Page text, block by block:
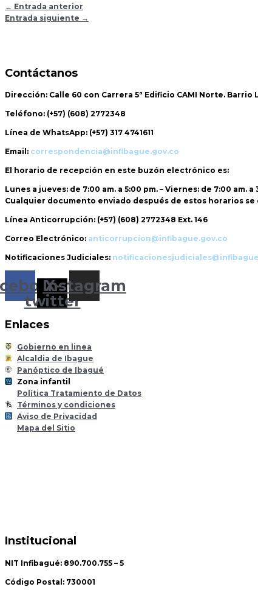
← Entrada anterior
Entrada siguiente →
Contáctanos
Dirección: Calle 60 con Carrera 5ª Edificio CAMI Norte. Barrio
Teléfono: (+57) (608) 2772348
Línea de WhatsApp: (+57) 317 4741611
Email: correspondencia@infibague.gov.co
El horario de recepción en este buzón electrónico es:
Lunes a jueves: de 7:00 am. a 5:00 pm. – Viernes: de 7:00 am. a
Cualquier documento enviado después de estos horarios se
Línea Anticorrupción: (+57) (608) 2772348 Ext. 146
Correo Electrónico: anticorrupcion@infibague.gov.co
Notificaciones Judiciales:
X-
twitter
Instagram
Enlaces
Gobierno en linea
Alcaldia de Ibague
Panóptico de Ibagué
Zona infantil
Política Tratamiento de Datos
Términos y condiciones
Aviso de Privacidad
Mapa del Sitio
Institucional
NIT Infibagué: 890.700.755 – 5
Código Postal: 730001